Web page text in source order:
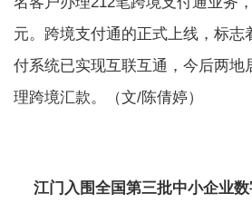
元。跨境支付通的正式上线，标志
付系统已实现互联互通，今后两地
理跨境汇款。（文/陈倩婷）
江门入围全国第三批中小企业